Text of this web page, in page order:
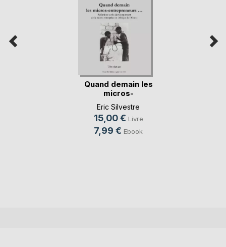
Quand demain les
micros-
entreprene(...)
Eric Silvestre
15,00 € Livre
7,99 € Ebook